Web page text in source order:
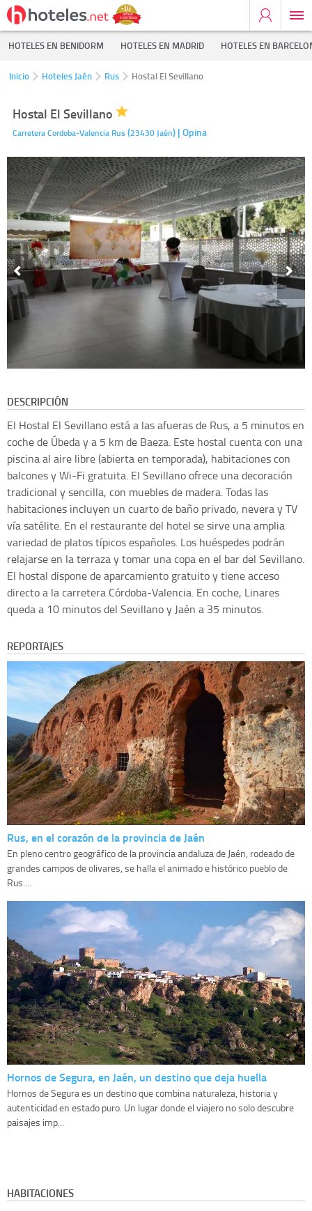
HOTELES EN BENIDORM HOTELES EN MADRID HOTELES EN
Inicio Hoteles Jaén Rus Hostal El Sevillano
Hostal El Sevillano
Carretera Cordoba-Valencia Rus (23430 Jaén) | Opina
DESCRIPCIÓN
El Hostal El Sevillano está a las afueras de Rus, a 5 minutos en
coche de Úbeda y a 5 km de Baeza. Este hostal cuenta con una
piscina al aire libre (abierta en temporada), habitaciones con
balcones y Wi-Fi gratuita. El Sevillano ofrece una decoración
tradicional y sencilla, con muebles de madera. Todas las
habitaciones incluyen un cuarto de baño privado, nevera y TV
vía satélite. En el restaurante del hotel se sirve una amplia
variedad de platos típicos españoles. Los huéspedes podrán
relajarse en la terraza y tomar una copa en el bar del Sevillano.
El hostal dispone de aparcamiento gratuito y tiene acceso
directo a la carretera Córdoba-Valencia. En coche, Linares
queda a 10 minutos del Sevillano y Jaén a 35 minutos.
REPORTAJES
Rus, en el corazón de la provincia de Jaén
En pleno centro geográfico de la provincia andaluza de Jaén, rodeado de
grandes campos de olivares, se halla el animado e histórico pueblo de
Rus....
Hornos de Segura, en Jaén, un destino que deja huella
Hornos de Segura es un destino que combina naturaleza, historia y
autenticidad en estado puro. Un lugar donde el viajero no solo descubre
paisajes imp...
HABITACIONES